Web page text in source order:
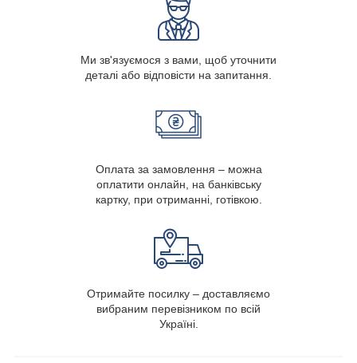
Ми зв'язуємося з вами, щоб уточнити
деталі або відповісти на запитання.
Оплата за замовлення – можна
оплатити онлайн, на банківську
картку, при отриманні, готівкою.
Отримайте посилку – доставляємо
вибраним перевізником по всій
Україні.